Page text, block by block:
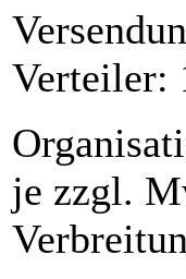
Verteiler:
je zzgl.